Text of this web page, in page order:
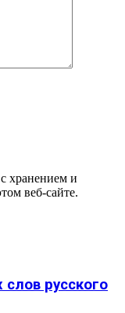
хранением и
веб-сайте.
русского